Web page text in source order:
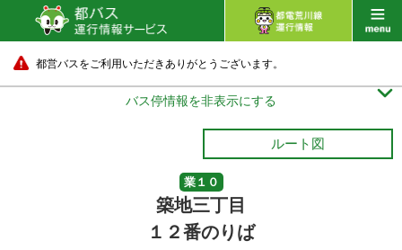
都営バスをご利用いただきありがとうございます。
バス停情報を非表示にする 
ルート図
業１０
築地三丁目
１２番のりば